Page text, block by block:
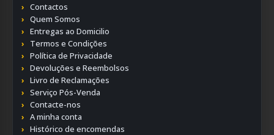
Contactos
Quem Somos
Entregas ao Domicilio
Termos e Condições
Política de Privacidade
Devoluções e Reembolsos
Livro de Reclamações
Serviço Pós-Venda
Contacte-nos
A minha conta
Histórico de encomendas